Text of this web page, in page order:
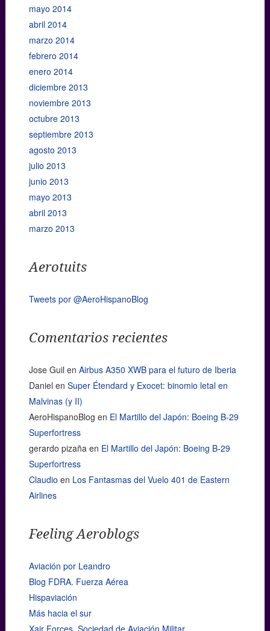
mayo 2014
abril 2014
marzo 2014
febrero 2014
enero 2014
diciembre 2013
noviembre 2013
octubre 2013
septiembre 2013
agosto 2013
julio 2013
junio 2013
mayo 2013
abril 2013
marzo 2013
Aerotuits
Tweets por @AeroHispanoBlog
Comentarios recientes
Jose Guil en Airbus A350 XWB para el futuro de Iberia
Daniel en Super Étendard y Exocet: binomio letal en
Malvinas (y II)
AeroHispanoBlog en El Martillo del Japón: Boeing B-29
Superfortress
gerardo pizañaen El Martillo del Japón: Boeing B-29
Superfortress
Claudio en Los Fantasmas del Vuelo 401 de Eastern
Airlines
Feeling Aeroblogs
Aviación por Leandro
Blog FDRA. Fuerza Aérea
Hispaviación
Más hacia el sur